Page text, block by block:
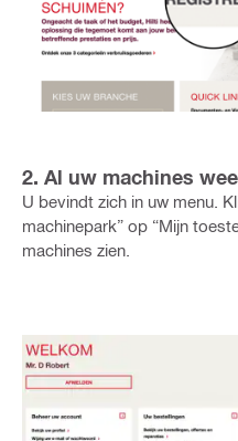
2. Al uw machines
U bevindt zich in uw menu.
machinepark” op “Mijn
machines zien.